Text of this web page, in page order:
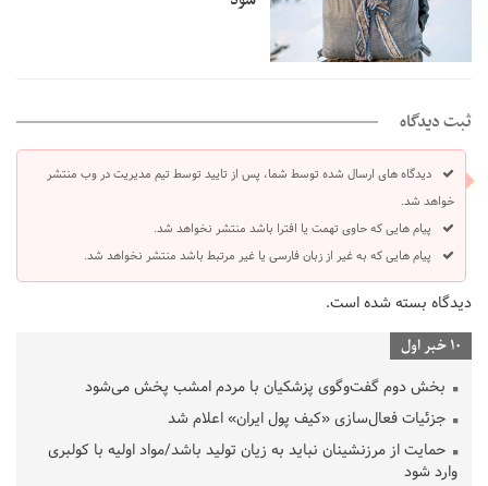
ثبت دیدگاه
دیدگاه های ارسال شده توسط شما، پس از تایید توسط تیم مدیریت در وب منتشر
خواهد شد.
پیام هایی که حاوی تهمت یا افترا باشد منتشر نخواهد شد.
پیام هایی که به غیر از زبان فارسی یا غیر مرتبط باشد منتشر نخواهد شد.
دیدگاه بسته شده است.
10 خبر اول
بخش دوم گفت‌وگوی پزشکیان با مردم امشب پخش می‌شود
جزئیات فعال‌سازی «کیف پول ایران» اعلام شد
حمایت از مرزنشینان نباید به زیان تولید باشد/مواد اولیه با کولبری
وارد شود